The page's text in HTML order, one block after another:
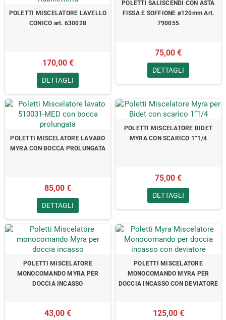
POLETTI MISCELATORE LAVELLO
CONICO art. 630028
170,00 €
DETTAGLI
POLETTI SALISCENDI CON ASTA
FISSA E SOFFIONE ø120mm Art.
790055
75,00 €
DETTAGLI
POLETTI MISCELATORE LAVABO
MYRA CON BOCCA PROLUNGATA
85,00 €
DETTAGLI
POLETTI MISCELATORE BIDET
MYRA CON SCARICO 1”1/4
75,00 €
DETTAGLI
POLETTI MISCELATORE
MONOCOMANDO MYRA PER
DOCCIA INCASSO
43,00 €
POLETTI MISCELATORE
MONOCOMANDO MYRA PER
DOCCIA INCASSO CON DEVIATORE
125,00 €